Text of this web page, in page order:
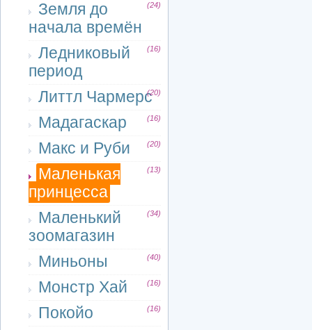
Земля до
начала времён
(24)
Ледниковый
период
(16)
Литтл Чармерс(20)
Мадагаскар (16)
Макс и Руби (20)
Маленькая
принцесса
(13)
Маленький
зоомагазин
(34)
Миньоны (40)
Монстр Хай (16)
Покойо (16)